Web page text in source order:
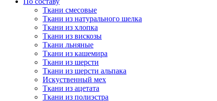
Ткани смесовые
Ткани из натурального шелка
Ткани из хлопка
Ткани из вискозы
Ткани льняные
Ткани из кашемира
Ткани из шерсти
Ткани из шерсти альпака
Искуственный мех
Ткани из ацетата
Ткани из полиэстра